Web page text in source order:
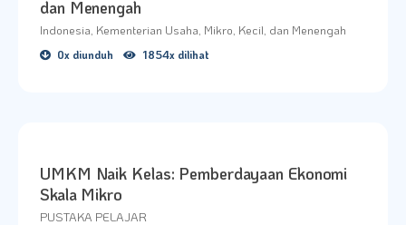
KONTAK KAMI
dan Menengah
Indonesia, Kementerian Usaha, Mikro, Kecil, dan Menengah
0x diunduh 1854x dilihat
UMKM Naik Kelas: Pemberdayaan Ekonomi
Skala Mikro
PUSTAKA PELAJAR